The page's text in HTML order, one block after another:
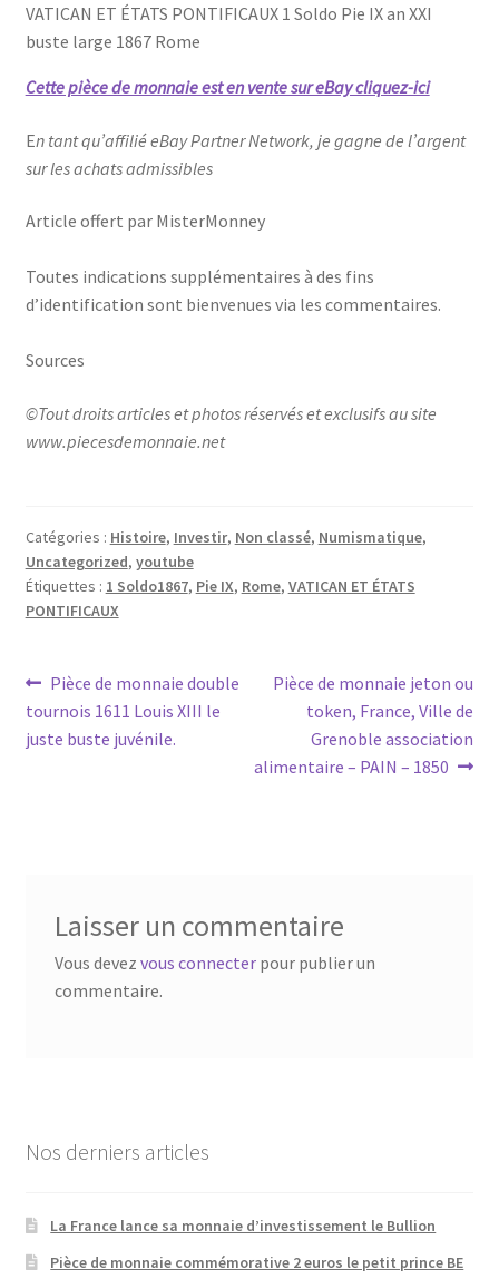
VATICAN ET ÉTATS PONTIFICAUX 1 Soldo Pie IX an XXI
buste large 1867 Rome
Cette pièce de monnaie est en vente sur eBay cliquez-ici
En tant qu’affilié eBay Partner Network, je gagne de l’argent
sur les achats admissibles
Article offert par MisterMonney
Toutes indications supplémentaires à des fins
d’identification sont bienvenues via les commentaires.
Sources
©Tout droits articles et photos réservés et exclusifs au site
www.piecesdemonnaie.net
Catégories : Histoire, Investir, Non classé, Numismatique,
Uncategorized, youtube
Étiquettes : 1 Soldo1867, Pie IX, Rome, VATICAN ET ÉTATS
PONTIFICAUX
Pièce de monnaie double
tournois 1611 Louis XIII le
juste buste juvénile.
Pièce de monnaie jeton ou
token, France, Ville de
Grenoble association
alimentaire – PAIN – 1850
Laisser un commentaire
Vous devez vous connecterpour publier un
commentaire.
Nos derniers articles
La France lance sa monnaie d’investissement le Bullion
Pièce de monnaie commémorative 2 euros le petit prince BE